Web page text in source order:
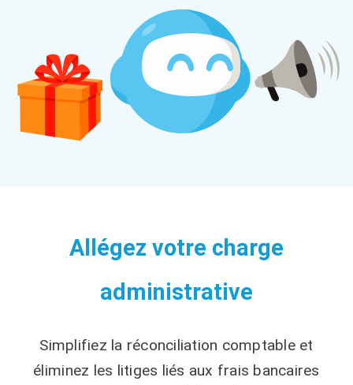
Allégez votre charge
administrative
Simplifiez la réconciliation comptable et
éliminez les litiges liés aux frais bancaires